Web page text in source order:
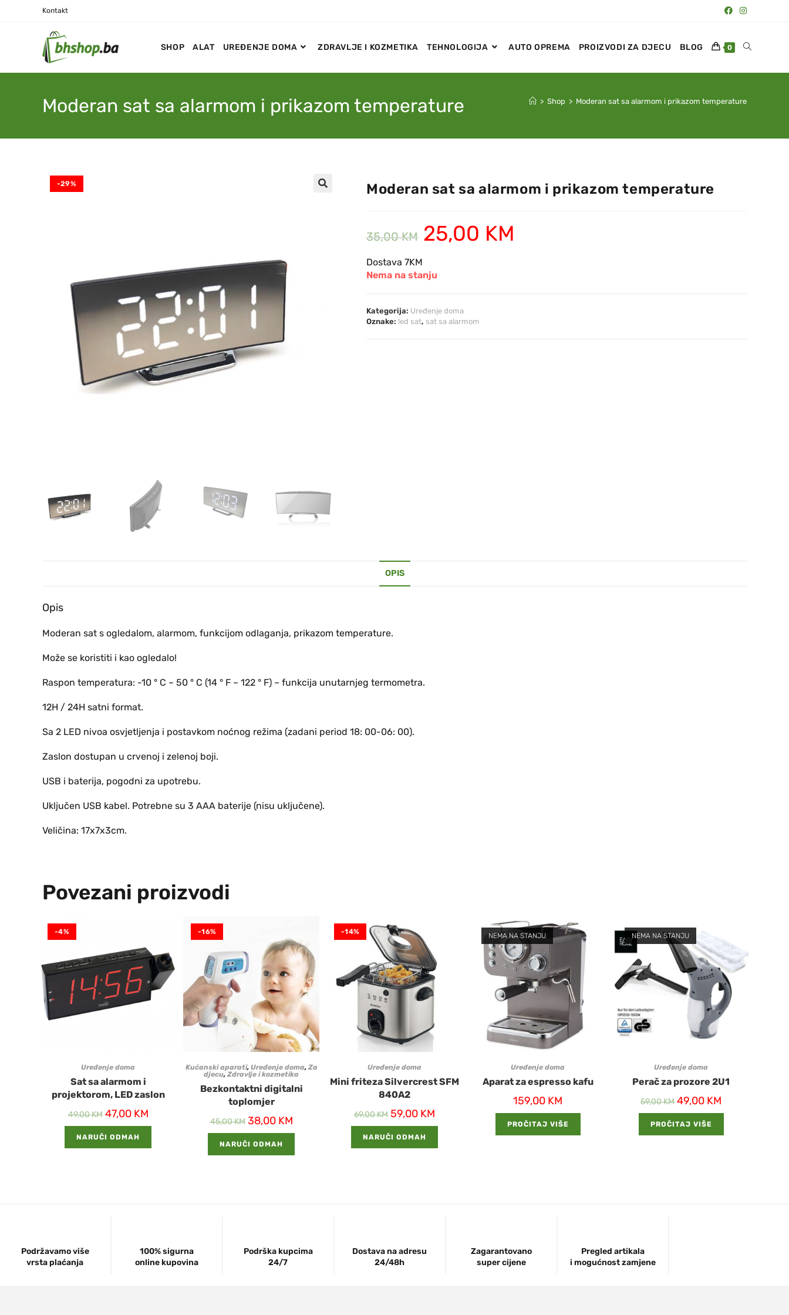
Kontakt
SHOP ALAT UREĐENJE DOMA ZDRAVLJE I KOZMETIKA TEHNOLOGIJA AUTO OPREMA PROIZVODI ZA DJECU BLOG 0
Moderan sat sa alarmom i prikazom temperature > Shop > Moderan sat sa alarmom i prikazom temperature
-29% Moderan sat sa alarmom i prikazom temperature
35,00KM 25,00 KM
Dostava 7KM
Nema na stanju
Kategorija: Uređenje doma
Oznake: led sat, sat sa alarmom
OPIS
Opis
Moderan sat s ogledalom, alarmom, funkcijom odlaganja, prikazom temperature.
Može se koristiti i kao ogledalo!
Raspon temperatura: -10 ° C ~ 50 ° C (14 ° F ~ 122 ° F) – funkcija unutarnjeg termometra.
12H / 24H satni format.
Sa 2 LED nivoa osvjetljenja i postavkom noćnog režima (zadani period 18: 00-06: 00).
Zaslon dostupan u crvenoj i zelenoj boji.
USB i baterija, pogodni za upotrebu.
Uključen USB kabel. Potrebne su 3 AAA baterije (nisu uključene).
Veličina: 17x7x3cm.
Povezani proizvodi
-4%
Uređenje doma
Sat sa alarmom i
projektorom, LED zaslon
49,00KM 47,00 KM
NARUČI ODMAH
-16%
Kućanski aparati, Uređenje doma, Za
djecu, Zdravlje i kozmetika
Bezkontaktni digitalni
toplomjer
45,00KM 38,00 KM
NARUČI ODMAH
-14%
Uređenje doma
Mini friteza Silvercrest SFM
840A2
69,00KM 59,00 KM
NARUČI ODMAH
NEMA NA STANJU
Uređenje doma
Aparat za espresso kafu
159,00 KM
PROČITAJ VIŠE
NEMA NA STANJU
Uređenje doma
Perač za prozore 2U1
59,00KM 49,00 KM
PROČITAJ VIŠE
Podržavamo više
vrsta plaćanja
100% sigurna
online kupovina
Podrška kupcima
24/7
Dostava na adresu
24/48h
Zagarantovano
super cijene
Pregled artikala
i mogućnost zamjene